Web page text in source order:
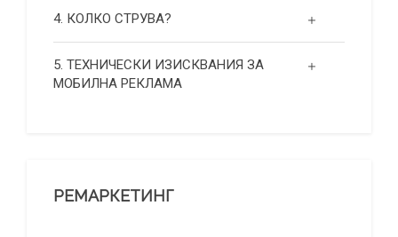
4. КОЛКО СТРУВА?
5. ТЕХНИЧЕСКИ ИЗИСКВАНИЯ ЗА
МОБИЛНА РЕКЛАМА
РЕМАРКЕТИНГ